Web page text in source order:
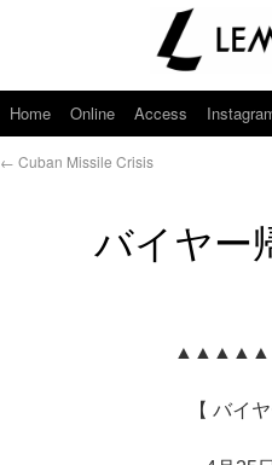
Home Online Access
← Cuban Missile Crisis
バイヤー
【 バイ